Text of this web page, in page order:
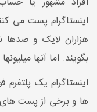
اینستاگرام پست می
هزاران لایک و صدها
بگویند. اما آنها
اینستاگرام یک
ها و برخی از پست